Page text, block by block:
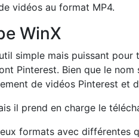
vidéos au format MP4.
WinX
simple mais puissant
Pinterest. Bien que le
de vidéos Pinterest et
il prend en charge le
formats avec différentes